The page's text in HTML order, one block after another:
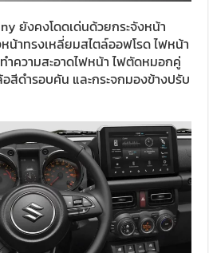
ยังคงโดดเด่นด้วยกระจังหน้า
หน้าทรงเหลี่ยมสไตล์ออฟโรด ไฟหน้า
ำความสะอาดไฟหน้า ไฟตัดหมอกคู่
สีดำรอบคัน และกระจกมองข้างปรับ